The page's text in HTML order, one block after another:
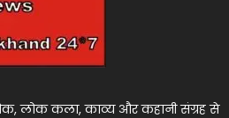
लोक कला, काव्य और कहानी संग्रह से